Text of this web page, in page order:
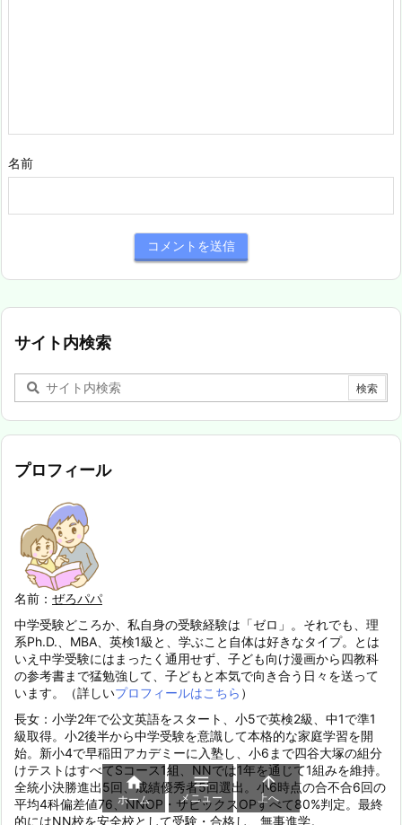
名前
サイト内検索
プロフィール
名前： ぜろパパ
中学受験どころか、私自身の受験経験は「ゼロ」。それでも、理
系Ph.D.、MBA、英検1級と、学ぶこと自体は好きなタイプ。とは
いえ中学受験にはまったく通用せず、子ども向け漫画から四教科
の参考書まで猛勉強して、子どもと本気で向き合う日々を送って
います。（詳しいプロフィールはこちら ）
長女：小学2年で公文英語をスタート、小5で英検2級、中1で準1
級取得。小2後半から中学受験を意識して本格的な家庭学習を開
始。新小4で早稲田アカデミーに入塾し、小6まで四谷大塚の組分
けテストはすべてSコース1組、NNでは1年を通じて1組みを維持。
全統小決勝進出5回、成績優秀者5回選出。小6時点の合不合6回の
平均4科偏差値76、NNOP・サピックスOPすべて80%判定。最終
的にはNN校を安全校として受験・合格し、無事進学。

ホーム

メニュー

上へ